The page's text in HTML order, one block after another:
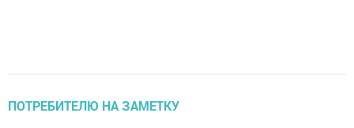
ПОТРЕБИТЕЛЮ НА ЗАМЕТКУ